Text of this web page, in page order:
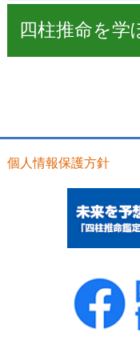
四柱推命を学
個人情報保護方針